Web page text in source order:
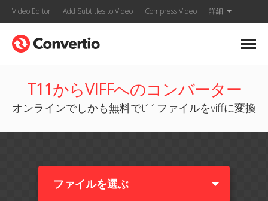
Video Editor Add Subtitles to Video Compress Video 詳細
T11からVIFFへのコンバーター
オンラインでしかも無料でt11ファイルをviffに変換
ファイルを選ぶ